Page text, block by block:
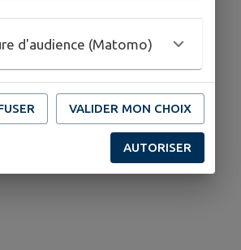
Reconstruite, elle fut vendue
très jolie vue sur la foret de
d'audience (Matomo)
VALIDER MON CHOIX
AUTORISER